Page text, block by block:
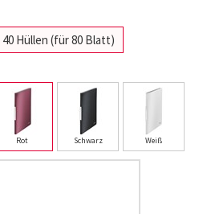
40 Hüllen (für 80 Blatt)
Rot Schwarz Weiß